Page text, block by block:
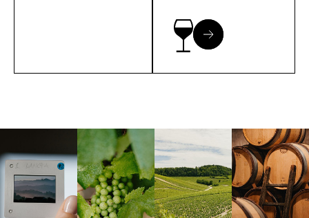
Langa, 1977 Borgogna,
Francia
Borgogna,
Francia
Instagram